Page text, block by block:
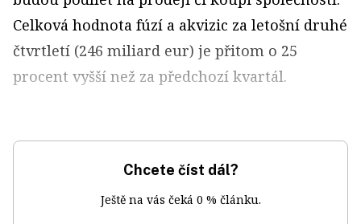
Celková hodnota fúzí a akvizic za letošní druhé
čtvrtletí (246 miliard eur) je přitom o 25
procent vyšší než za předchozí kvartál.
Chcete číst dál?
Ještě na vás čeká 0 % článku.